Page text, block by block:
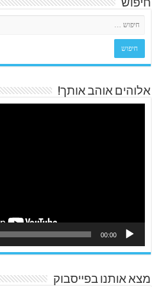
חיפוש
אלוהים אוהב אותך!
00:00
מצא אותנו בפייסבוק